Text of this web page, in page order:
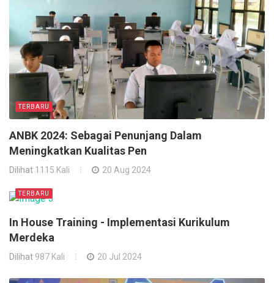
TERBARU
ANBK 2024: Sebagai Penunjang Dalam
Meningkatkan Kualitas Pen
Dilihat 1115 Kali 20 Aug 2024
TERBARU
In House Training - Implementasi Kurikulum
Merdeka
Dilihat 987 Kali 20 Jul 2024